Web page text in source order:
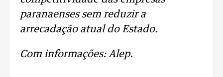
paranaenses sem reduzir a
arrecadação atual do Estado.
Com informações: Alep.